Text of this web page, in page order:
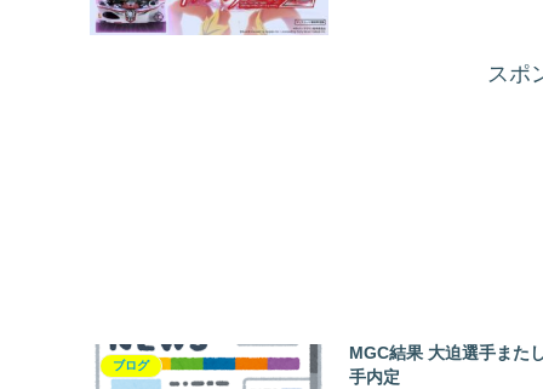
スポ
ブログ
MGC結果 大迫選手また
手内定